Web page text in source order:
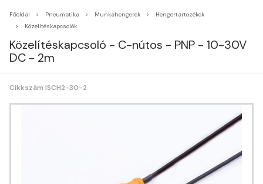
Főoldal Pneumatika Munkahengerek
Hengertartozékok
Közelítéskapcsolók
Közelítéskapcsoló - C-nútos - PNP - 10-30V
DC - 2m
Cikkszám ISCH2-30-2